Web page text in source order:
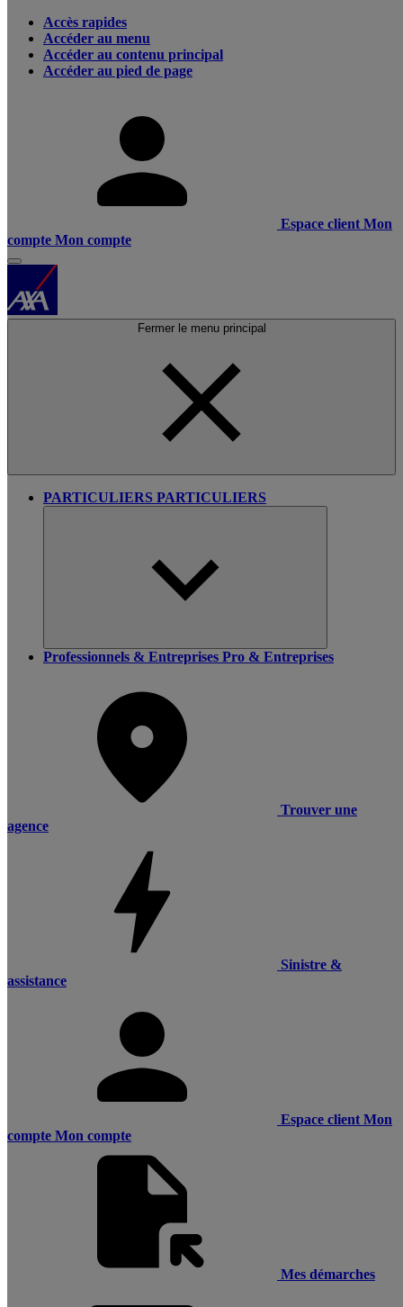
Accès rapides
Accéder au menu
Accéder au contenu principal
Accéder au pied de page
Espace client Mon
compte Mon compte
Fermer le menu principal
PARTICULIERS PARTICULIERS
Professionnels & Entreprises Pro & Entreprises
Trouver une
agence
Sinistre &
assistance
Espace client Mon
compte Mon compte
Mes démarches